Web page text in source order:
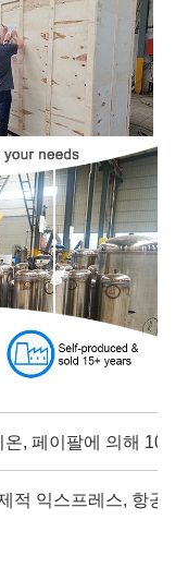
, 페이팔에 의해
적 익스프레스, 항공